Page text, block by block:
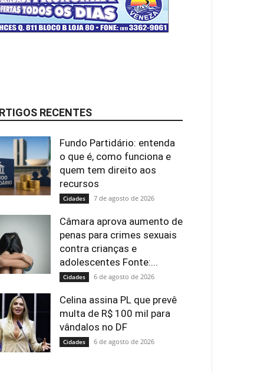
RECENTES
Fundo Partidário: entenda
o que é, como funciona e
quem tem direito aos
recursos
Cidades 7 de agosto de 2026
Câmara aprova aumento de
penas para crimes sexuais
contra crianças e
adolescentes Fonte:...
Cidades 6 de agosto de 2026
Celina assina PL que prevê
multa de R$ 100 mil para
vândalos no DF
Cidades 6 de agosto de 2026